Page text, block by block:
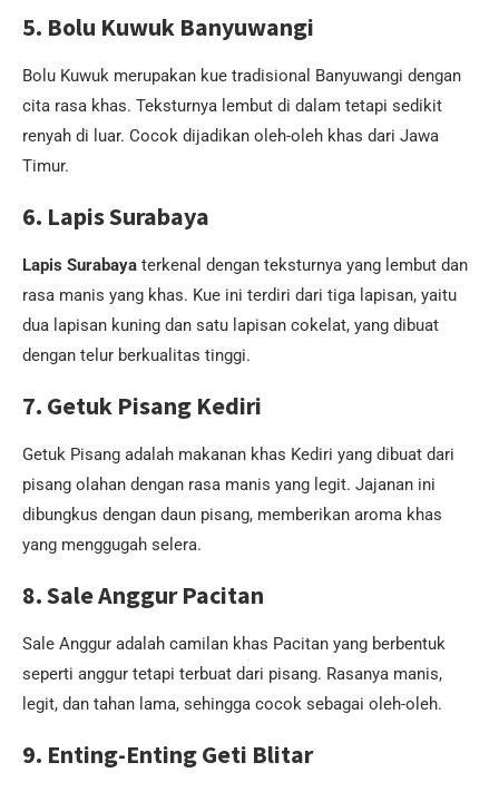
5. Bolu Kuwuk Banyuwangi
Bolu Kuwuk merupakan kue tradisional Banyuwangi dengan
cita rasa khas. Teksturnya lembut di dalam tetapi sedikit
renyah di luar. Cocok dijadikan oleh-oleh khas dari Jawa
Timur.
6. Lapis Surabaya
Lapis Surabaya terkenal dengan teksturnya yang lembut dan
rasa manis yang khas. Kue ini terdiri dari tiga lapisan, yaitu
dua lapisan kuning dan satu lapisan cokelat, yang dibuat
dengan telur berkualitas tinggi.
7. Getuk Pisang Kediri
Getuk Pisang adalah makanan khas Kediri yang dibuat dari
pisang olahan dengan rasa manis yang legit. Jajanan ini
dibungkus dengan daun pisang, memberikan aroma khas
yang menggugah selera.
8. Sale Anggur Pacitan
Sale Anggur adalah camilan khas Pacitan yang berbentuk
seperti anggur tetapi terbuat dari pisang. Rasanya manis,
legit, dan tahan lama, sehingga cocok sebagai oleh-oleh.
9. Enting-Enting Geti Blitar